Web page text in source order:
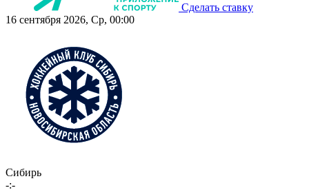
Сделать ставку
16 сентября 2026, Ср, 00:00
Сибирь
-:-